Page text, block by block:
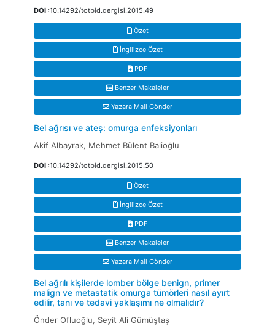
DOI :10.14292/totbid.dergisi.2015.49
Özet
İngilizce Özet
PDF
Benzer Makaleler
Yazara Mail Gönder
Bel ağrısı ve ateş: omurga enfeksiyonları
Akif Albayrak, Mehmet Bülent Balioğlu
DOI :10.14292/totbid.dergisi.2015.50
Özet
İngilizce Özet
PDF
Benzer Makaleler
Yazara Mail Gönder
Bel ağrılı kişilerde lomber bölge benign, primer
malign ve metastatik omurga tümörleri nasıl ayırt
edilir, tanı ve tedavi yaklaşımı ne olmalıdır?
Önder Ofluoğlu, Seyit Ali Gümüştaş